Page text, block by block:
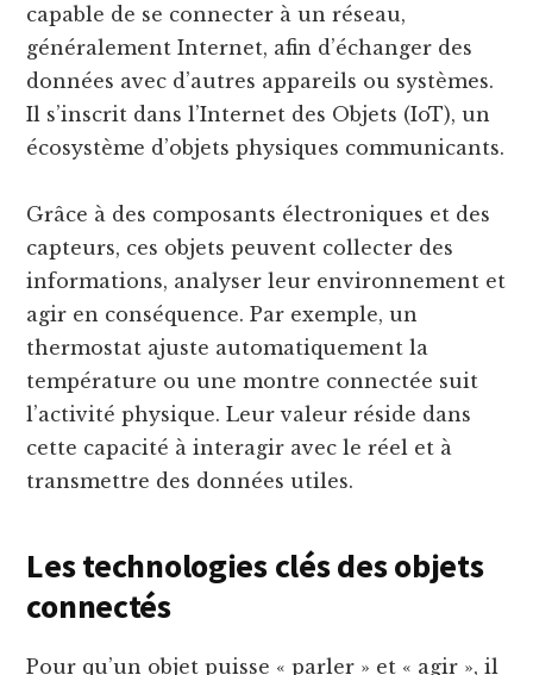
capable de se connecter à un réseau,
généralement Internet, afin d’échanger des
données avec d’autres appareils ou systèmes.
Il s’inscrit dans l’Internet des Objets (IoT), un
écosystème d’objets physiques communicants.
Grâce à des composants électroniques et des
capteurs, ces objets peuvent collecter des
informations, analyser leur environnement et
agir en conséquence. Par exemple, un
thermostat ajuste automatiquement la
température ou une montre connectée suit
l’activité physique. Leur valeur réside dans
cette capacité à interagir avec le réel et à
transmettre des données utiles.
Les technologies clés des objets
connectés
Pour qu’un objet puisse « parler » et « agir », il